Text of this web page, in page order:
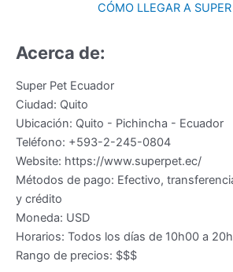
CÓMO LLEGAR A
Acerca de:
Super Pet Ecuador
Ciudad: Quito
Ubicación: Quito - Pichincha - Ecuador
Teléfono: +593-2-245-0804
Website: https://www.superpet.ec/
Métodos de pago: Efectivo,
y crédito
Moneda: USD
Horarios: Todos los días de 10h00 a
Rango de precios: $$$